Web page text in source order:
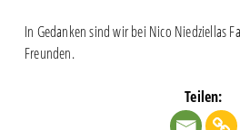
In Gedanken sind wir bei Nico Niedziellas
Freunden.
Teilen: